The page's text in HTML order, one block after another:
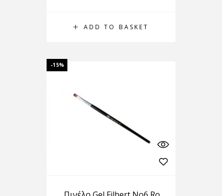
ADD TO BASKET
-15%